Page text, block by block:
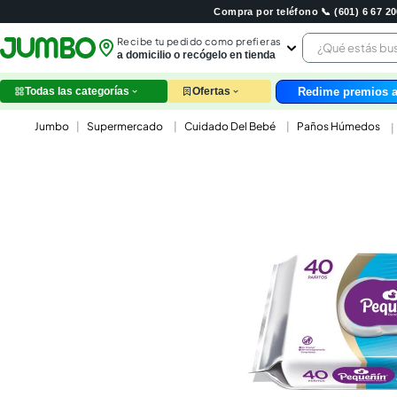
Compra por teléfono 📞 (601) 6 67
Recibe tu pedido como prefieras
a domicilio o recógelo en tienda
¿Qué estás
leche
pollo
Todas las categorías Ofertas Redime premios
Supermercado Cuidado Del Bebé Paños Húmedos